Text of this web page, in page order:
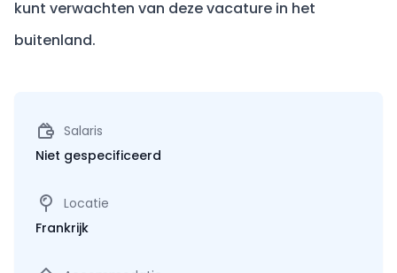
kunt verwachten van deze vacature in het
buitenland.
Salaris
Niet gespecificeerd
Locatie
Frankrijk